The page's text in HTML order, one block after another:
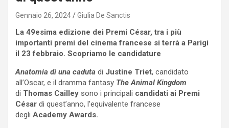
Gennaio 26, 2024 Giulia De Sanctis
La 49esima edizione dei Premi César, tra i più
importanti premi del cinema francese si terrà a Parigi
il 23 febbraio. Scopriamo le candidature
Anatomia di una caduta di Justine Triet, candidato
all’Oscar, e il dramma fantasy The Animal Kingdom
di Thomas Cailley sono i principali candidati ai Premi
César di quest’anno, l’equivalente francese
degli Academy Awards.